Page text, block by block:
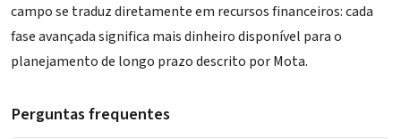
campo se traduz diretamente em recursos financeiros: cada
fase avançada significa mais dinheiro disponível para o
planejamento de longo prazo descrito por Mota.
Perguntas frequentes